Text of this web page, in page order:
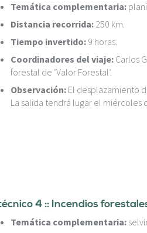
Temática complementaria:
Distancia recorrida: 250 km.
Tiempo invertido: 9 horas.
Coordinadores del viaje: Carlos
forestal de ‘Valor Forestal’.
Observación: El desplazamiento
La salida tendrá lugar el miércoles
4 :: Incendios
Temática complementaria: